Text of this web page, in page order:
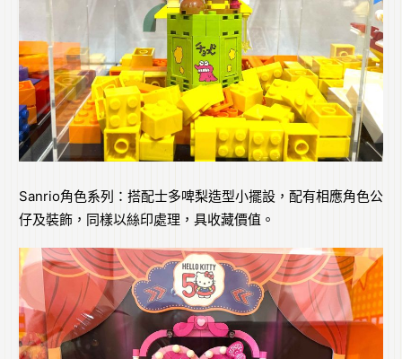
Sanrio角色系列：搭配士多啤梨造型小擺設，配有相應角色公
仔及裝飾，同樣以絲印處理，具收藏價值。